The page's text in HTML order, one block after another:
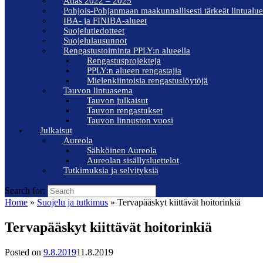
Pohjois-Pohjanmaan maakunnallisesti tärkeät
IBA- ja FINIBA-alueet
Suojelutiedotteet
Suojelulausunnot
Rengastustoiminta PPLY:n alueella
Rengastusprojekteja
PPLY:n alueen rengastajia
Mielenkiintoisia rengastuslöytöjä
Tauvon lintuasema
Tauvon julkaisut
Tauvon rengastukset
Tauvon linnuston vuosi
Julkaisut
Aureola
Sähköinen Aureola
Aureolan sisällysluettelot
Tutkimuksia ja selvityksiä
Search for:
Home » Suojelu ja tutkimus » Tervapääskyt kiittävät hoitorinkiä
Tervapääskyt kiittävät hoitorinkiä
Posted on 9.8.201911.8.2019